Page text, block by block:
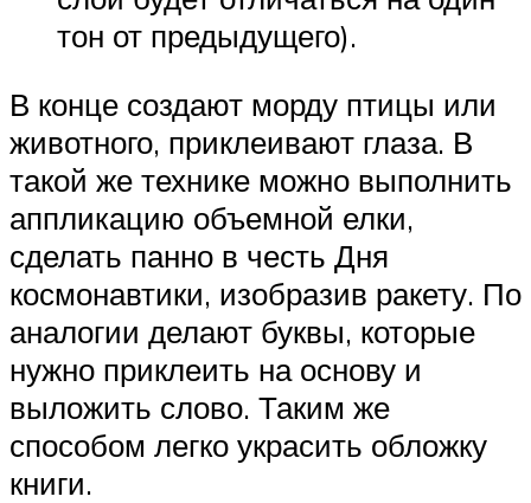
тон от предыдущего).
В конце создают морду птицы или
животного, приклеивают глаза. В
такой же технике можно выполнить
аппликацию объемной елки,
сделать панно в честь Дня
космонавтики, изобразив ракету. По
аналогии делают буквы, которые
нужно приклеить на основу и
выложить слово. Таким же
способом легко украсить обложку
книги.